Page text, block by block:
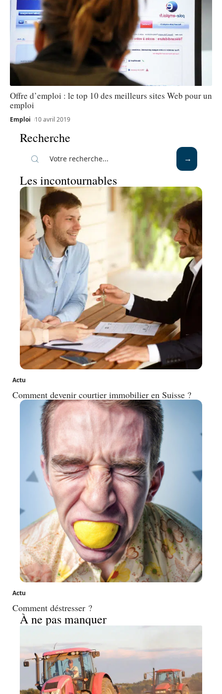
Offre d’emploi : le top 10 des meilleurs sites Web pour un
emploi
Emploi 10 avril 2019
Recherche
Les incontournables
Actu
Comment devenir courtier immobilier en Suisse ?
Actu
Comment déstresser ?
À ne pas manquer